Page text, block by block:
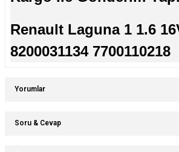
Renault Laguna 1 1.6
8200031134 7700110218
Yorumlar
Soru & Cevap